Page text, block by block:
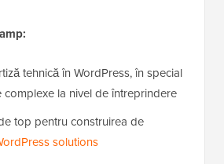
tehnică în WordPress, în special
complexe la nivel de întreprindere
top pentru construirea de
solutions